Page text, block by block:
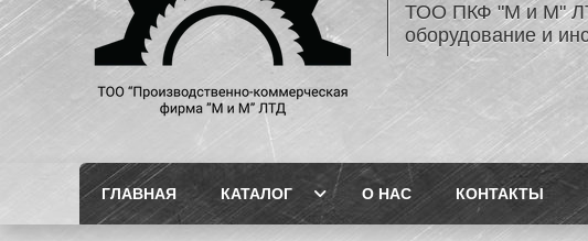
ТОО ПКФ "М и М"
оборудование и
ГЛАВНАЯ КАТАЛОГ О НАС КОНТАКТЫ